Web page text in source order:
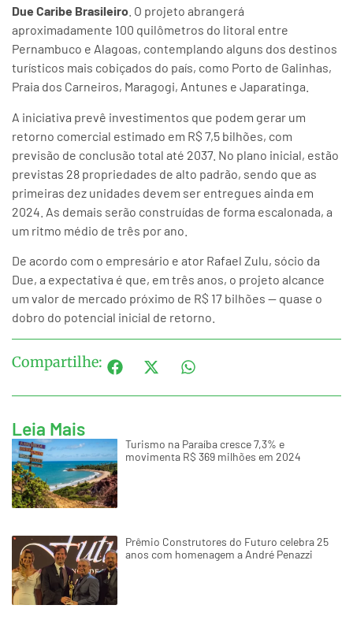
Due Caribe Brasileiro . O projeto abrangerá
aproximadamente 100 quilômetros do litoral entre
Pernambuco e Alagoas, contemplando alguns dos destinos
turísticos mais cobiçados do país, como Porto de Galinhas,
Praia dos Carneiros, Maragogi, Antunes e Japaratinga.
A iniciativa prevê investimentos que podem gerar um
retorno comercial estimado em R$ 7,5 bilhões, com
previsão de conclusão total até 2037. No plano inicial, estão
previstas 28 propriedades de alto padrão, sendo que as
primeiras dez unidades devem ser entregues ainda em
2024. As demais serão construídas de forma escalonada, a
um ritmo médio de três por ano.
De acordo com o empresário e ator Rafael Zulu, sócio da
Due, a expectativa é que, em três anos, o projeto alcance
um valor de mercado próximo de R$ 17 bilhões — quase o
dobro do potencial inicial de retorno.
Compartilhe:
Leia Mais
Turismo na Paraíba cresce 7,3% e
movimenta R$ 369 milhões em 2024
Prêmio Construtores do Futuro celebra 25
anos com homenagem a André Penazzi